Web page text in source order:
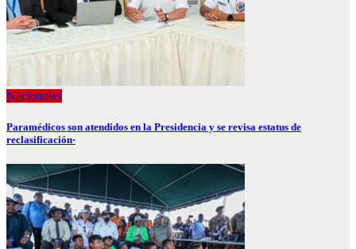
Nacionales
Paramédicos son atendidos en la Presidencia y se revisa estatus de
reclasificación·